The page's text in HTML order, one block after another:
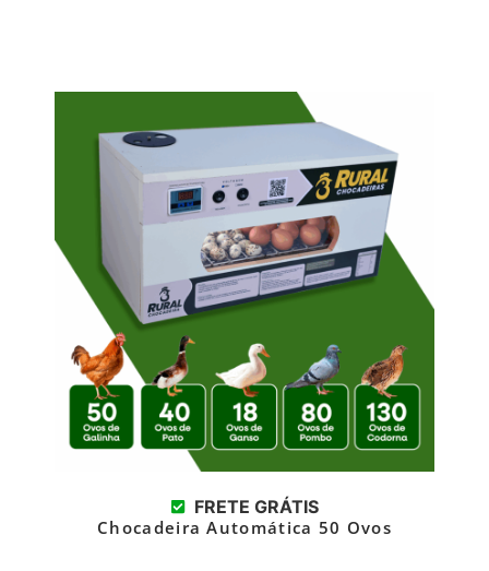
FRETE GRÁTIS
Chocadeira Automática 50 Ovos